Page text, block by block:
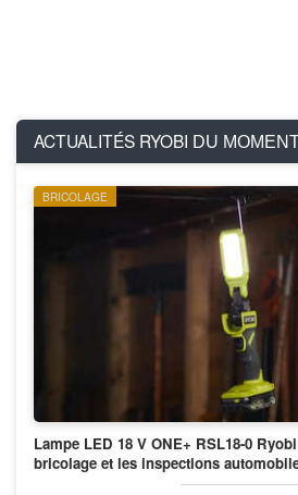
ACTUALITÉS RYOBI DU
BRICOLAGE
Lampe LED 18 V ONE+ RSL18-0
bricolage et les inspections